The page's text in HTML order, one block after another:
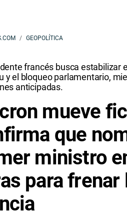
GEOPOLÍTICA
francés busca estabilizar
y el bloqueo parlamentario,
anticipadas.
mueve
que
ministro
para